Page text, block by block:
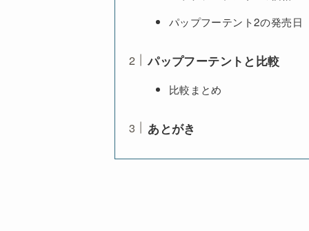
パップフーテント2の発売日
パップフーテントと比較
比較まとめ
あとがき